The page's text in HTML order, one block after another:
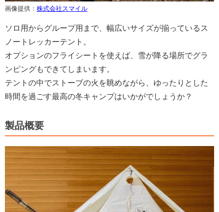
画像提供： 株式会社スマイル
ソロ用からグループ用まで、幅広いサイズが揃っているス
ノートレッカーテント。
オプションのフライシートを使えば、雪が降る場所でグラ
ンピングもできてしまいます。
テントの中でストーブの火を眺めながら、ゆったりとした
時間を過ごす最高の冬キャンプはいかがでしょうか？
製品概要